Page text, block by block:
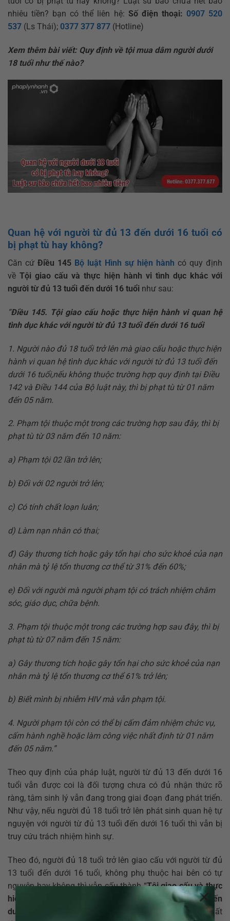
×
nhiêu tiền? bạn có thể liên hệ: Số điện thoại: 0907 520
537 (Ls Thái); 0377 377 877 (Hotline)
Xem thêm bài viết: Quy định về tội mua dâm người dưới
18 tuổi như thế nào?
Quan hệ với người từ đủ 13 đến dưới 16 tuổi có
bị phạt tù hay không?
Căn cứĐiều 145 Bộ luật Hình sự hiện hành có quy định
vềTội giao cấu và thực hiện hành vi tình dục khác với
người từ đủ 13 tuổi đến dưới 16 tuổi như sau:
“Điều 145. Tội giao cấu hoặc thực hiện hành vi quan hệ
tình dục khác với người từ đủ 13 tuổi đến dưới 16 tuổi
1. Người nào đủ 18 tuổi trở lên mà giao cấu hoặc thực hiện
hành vi quan hệ tình dục khác với người từ đủ 13 tuổi đến
dưới 16 tuổi,nếu không thuộc trường hợp quy định tại Điều
142 và Điều 144 của Bộ luật này, thì bị phạt tù từ 01 năm
đến 05 năm.
2. Phạm tội thuộc một trong các trường hợp sau đây, thì bị
phạt tù từ 03 năm đến 10 năm:
a) Phạm tội 02 lần trở lên;
b) Đối với 02 người trở lên;
c) Có tính chất loạn luân;
d) Làm nạn nhân có thai;
đ) Gây thương tích hoặc gây tổn hại cho sức khoẻ của nạn
nhân mà tỷ lệ tổn thương cơ thể từ 31% đến 60%;
e) Đối với người mà người phạm tội có trách nhiệm chăm
sóc, giáo dục, chữa bệnh.
3. Phạm tội thuộc một trong các trường hợp sau đây, thì bị
phạt tù từ 07 năm đến 15 năm:
a) Gây thương tích hoặc gây tổn hại cho sức khoẻ của nạn
nhân mà tỷ lệ tổn thương cơ thể 61% trở lên;
b) Biết mình bị nhiễm HIV mà vẫn phạm tội.
4. Người phạm tội còn có thể bị cấm đảm nhiệm chức vụ,
cấm hành nghề hoặc làm công việc nhất định từ 01 năm
đến 05 năm.”
Theo quy định của pháp luật, người từ đủ 13 đến dưới 16
tuổi vẫn được coi là đối tượng chưa có đủ nhận thức rõ
ràng, tâm sinh lý vẫn đang trong giai đoạn đang phát triển.
Như vậy, nếu người đủ 18 tuổi trở lên phát sinh quan hệ tự
nguyện với người từ đủ 13 tuổi đến dưới 16 tuổi thì vẫn bị
truy cứu trách nhiệm hình sự.
Theo đó, người đủ 18 tuổi trở lên giao cấu với người từ đủ
13 tuổi đến dưới 16 tuổi, không phụ thuộc hai bên có tự
nguyện hay không thì vẫn cấu thành “Tội giao cấu và thực
hiện hành vi tình dục khác với người từ đủ 13 tuổi đến
dưới 16 tuổi
” với hình phạt tù từ 01 – 05 năm, nặng nhất